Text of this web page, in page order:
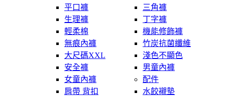
平口褲
三角褲
生理褲
丁字褲
輕柔棉
機能修飾褲
無痕內褲
竹炭抗菌纖維
大尺碼XXL
淺色不顯色
安全褲
男童內褲
女童內褲
配件
肩帶 背扣
水餃襯墊